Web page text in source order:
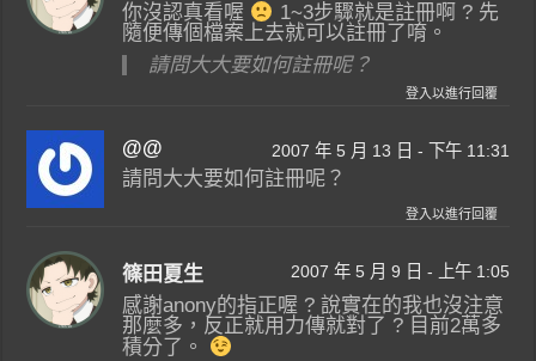
你沒認真看喔
1~3步驟就是註冊啊 ? 先
隨便傳個檔案上去就可以註冊了唷。
請問大大要如何註冊呢？
登入以進行回覆
@@ 2007 年 5 月 13 日 - 下午 11:31
請問大大要如何註冊呢？
登入以進行回覆
篠田夏生 2007 年 5 月 9 日 - 上午 1:05
感謝anony的指正喔 ? 說實在的我也沒注意
那麼多，反正就用力傳就對了 ? 目前2萬多
積分了。